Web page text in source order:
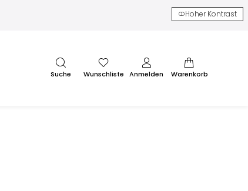
Hoher Kontrast
Suche Wunschliste Anmelden Warenkorb